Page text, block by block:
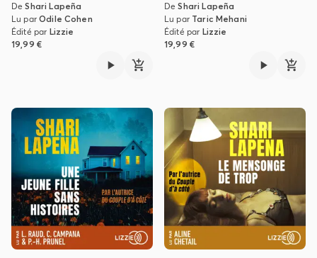
DeShari Lapeña
Lu parOdile Cohen
Édité par Lizzie
19,99 €
DeShari Lapeña
Lu par Taric Mehani
Édité par Lizzie
19,99 €